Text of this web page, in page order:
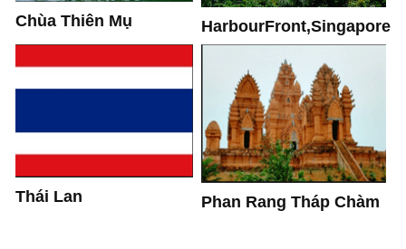
Chùa Thiên Mụ HarbourFront,Singapore
Thái Lan Phan Rang Tháp Chàm